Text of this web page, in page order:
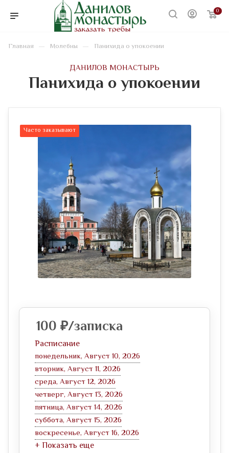
0
Главная — Молебны — Панихида о упокоении
ДАНИЛОВ МОНАСТЫРЬ
Панихида о упокоении
Часто заказывают
100 ₽/записка
Расписание
понедельник, Август 10, 2026
вторник, Август 11, 2026
среда, Август 12, 2026
четверг, Август 13, 2026
пятница, Август 14, 2026
суббота, Август 15, 2026
воскресенье, Август 16, 2026
+ Показать еще